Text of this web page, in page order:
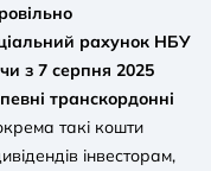
рахунок НБУ
з 7 серпня 2025
транскордонні
такі кошти
інвесторам,